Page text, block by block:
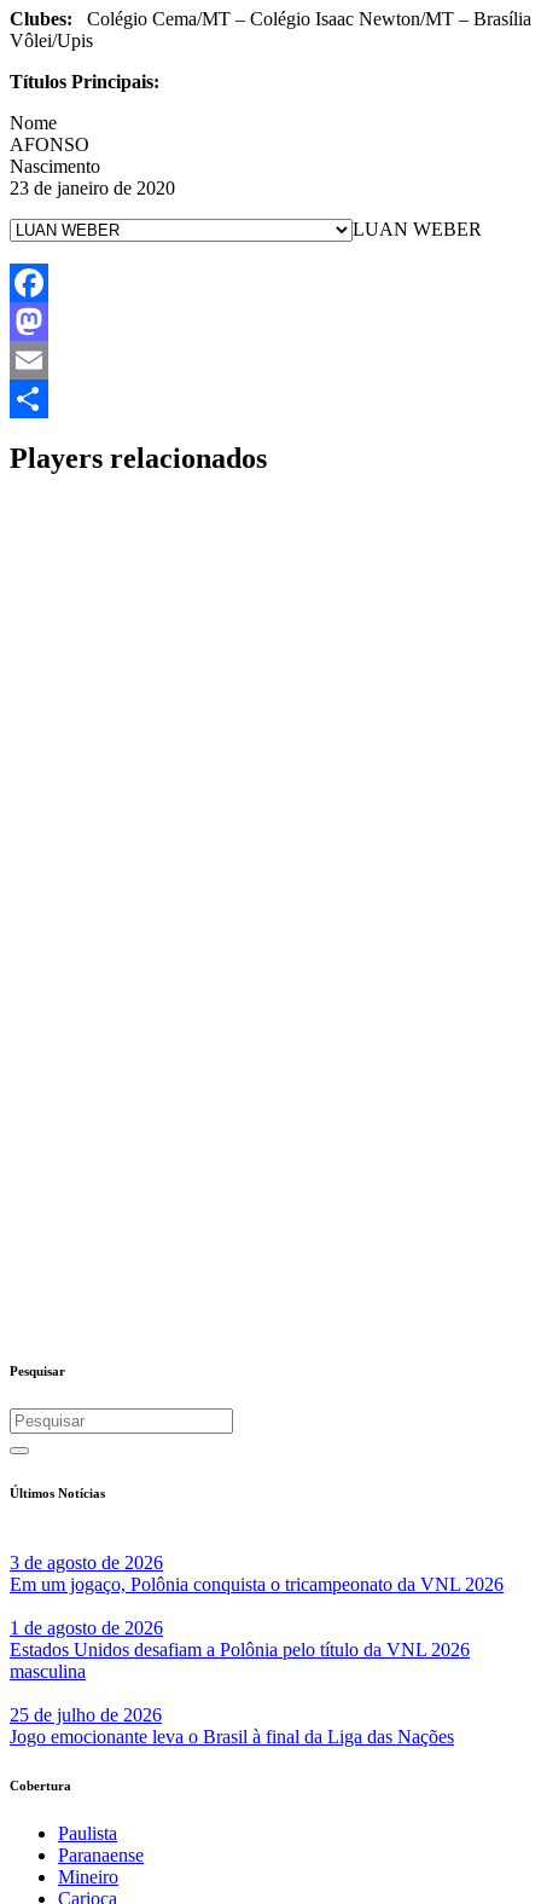
Clubes: Colégio Cema/MT – Colégio Isaac Newton/MT – Brasília
Vôlei/Upis
Títulos Principais:
Nome
AFONSO
Nascimento
23 de janeiro de 2020
LUAN WEBER
Facebook
Mastodon
Email
Players relacionados
Pesquisar
Últimos Notícias
3 de agosto de 2026
Em um jogaço, Polônia conquista o tricampeonato da VNL 2026
1 de agosto de 2026
Estados Unidos desafiam a Polônia pelo título da VNL 2026
masculina
25 de julho de 2026
Jogo emocionante leva o Brasil à final da Liga das Nações
Cobertura
Paulista
Paranaense
Mineiro
Carioca